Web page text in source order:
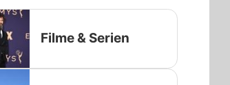
Filme & Serien